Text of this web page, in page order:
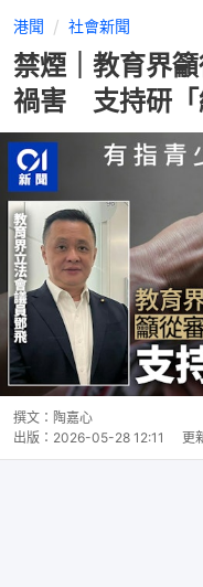
港聞 社會新聞
禁煙｜教育界
禍害 支持研「
撰文： 陶嘉心
出版： 2026-05-28 12:11 更